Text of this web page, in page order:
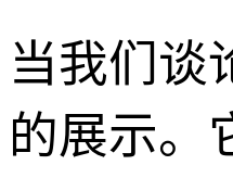
当我们谈
的展示。